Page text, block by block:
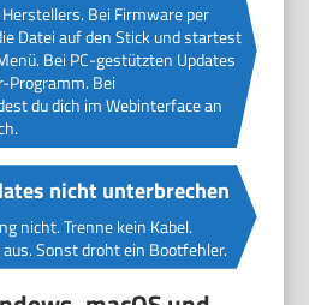
Bei Firmware per
Datei auf den Stick und startest
Bei PC-gestützten Updates
Programm. Bei
du dich im Webinterface an
nicht unterbrechen
nicht. Trenne kein Kabel.
Sonst droht ein Bootfehler.